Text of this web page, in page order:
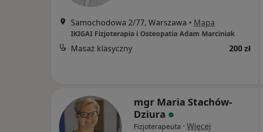
Samochodowa 2/77, Warszawa • Mapa
IKIGAI Fizjoterapia i Osteopatia Adam Marciniak
Masaż klasyczny 200 zł
mgr Maria Stachów-
Dziura
Fizjoterapeuta · Więcej